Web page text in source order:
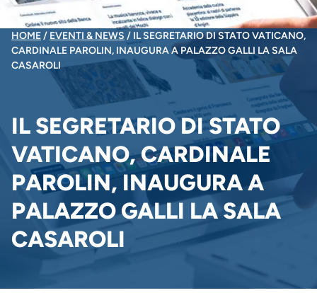
BRICIOLE
DI
PANE
HOME EVENTI & NEWS
IL SEGRETARIO DI STATO VATICANO,
CARDINALE PAROLIN, INAUGURA A PALAZZO GALLI LA SALA
CASAROLI
IL SEGRETARIO DI STATO
VATICANO, CARDINALE
PAROLIN, INAUGURA A
PALAZZO GALLI LA SALA
CASAROLI